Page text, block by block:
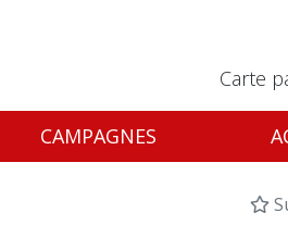
Carte
CAMPAGNES